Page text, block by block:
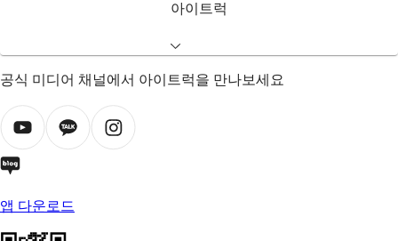
아이트럭
공식 미디어 채널에서 아이트럭을 만나보세요
앱 다운로드